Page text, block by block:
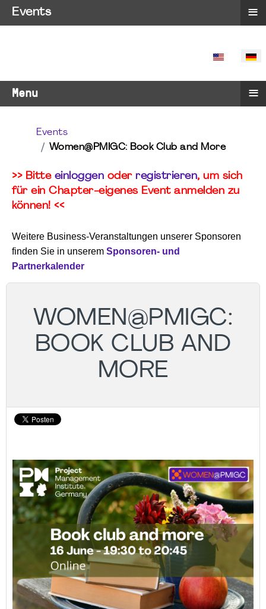
SPRACHE
Menu ≡
Events
Women@PMIGC: Book Club and More
>> Bitte einloggen oder registrieren, um sich
für ein Chapter-eigenes Event anmelden zu
können! <<
Weitere Business-Veranstaltungen unserer Sponsoren
finden Sie in unserem Sponsoren- und
Partnerkalender
WOMEN@PMIGC:
BOOK CLUB AND
MORE
Events ≡